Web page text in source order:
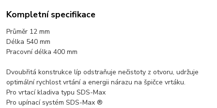
Kompletní specifikace
Průměr 12 mm
Délka 540 mm
Pracovní délka 400 mm
Dvoubřitá konstrukce líp odstraňuje nečistoty z otvoru, udržuje
optimální rychlost vrtání a energii nárazu na špičce vrtáku.
Pro vrtací kladiva typu SDS-Max
Pro upínací systém SDS-Max ®